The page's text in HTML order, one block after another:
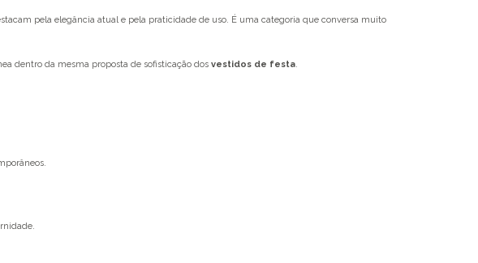
pela elegância atual e pela praticidade de uso. É uma categoria que conversa muito
dentro da mesma proposta de sofisticação dos vestidos de festa.